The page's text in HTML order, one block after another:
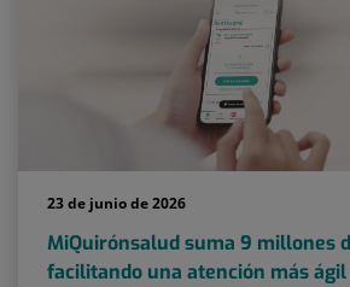
23 de junio de 2026
MiQuirónsalud suma 9 millones
facilitando una atención más